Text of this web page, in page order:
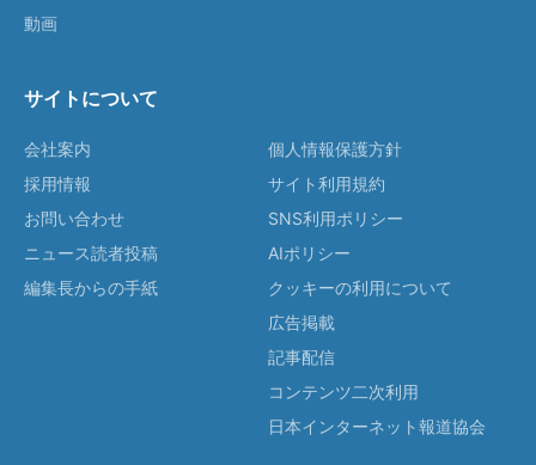
動画
サイトについて
会社案内
採用情報
お問い合わせ
ニュース読者投稿
編集長からの手紙
個人情報保護方針
サイト利用規約
SNS利用ポリシー
AIポリシー
クッキーの利用について
広告掲載
記事配信
コンテンツ二次利用
日本インターネット報道協会